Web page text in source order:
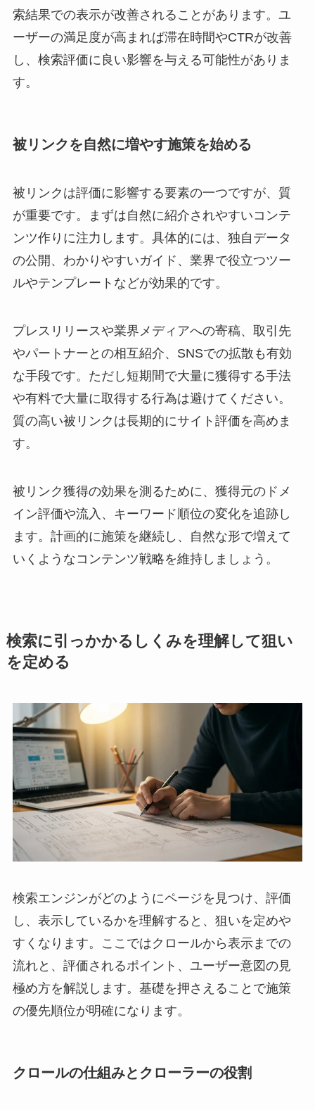
索結果での表示が改善されることがあります。ユ
ーザーの満足度が高まれば滞在時間やCTRが改善
し、検索評価に良い影響を与える可能性がありま
す。
被リンクを自然に増やす施策を始める
被リンクは評価に影響する要素の一つですが、質
が重要です。まずは自然に紹介されやすいコンテ
ンツ作りに注力します。具体的には、独自データ
の公開、わかりやすいガイド、業界で役立つツー
ルやテンプレートなどが効果的です。
プレスリリースや業界メディアへの寄稿、取引先
やパートナーとの相互紹介、SNSでの拡散も有効
な手段です。ただし短期間で大量に獲得する手法
や有料で大量に取得する行為は避けてください。
質の高い被リンクは長期的にサイト評価を高めま
す。
被リンク獲得の効果を測るために、獲得元のドメ
イン評価や流入、キーワード順位の変化を追跡し
ます。計画的に施策を継続し、自然な形で増えて
いくようなコンテンツ戦略を維持しましょう。
検索に引っかかるしくみを理解して狙い
を定める
検索エンジンがどのようにページを見つけ、評価
し、表示しているかを理解すると、狙いを定めや
すくなります。ここではクロールから表示までの
流れと、評価されるポイント、ユーザー意図の見
極め方を解説します。基礎を押さえることで施策
の優先順位が明確になります。
クロールの仕組みとクローラーの役割